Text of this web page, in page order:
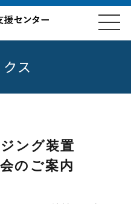
ス
ング装置
のご案内